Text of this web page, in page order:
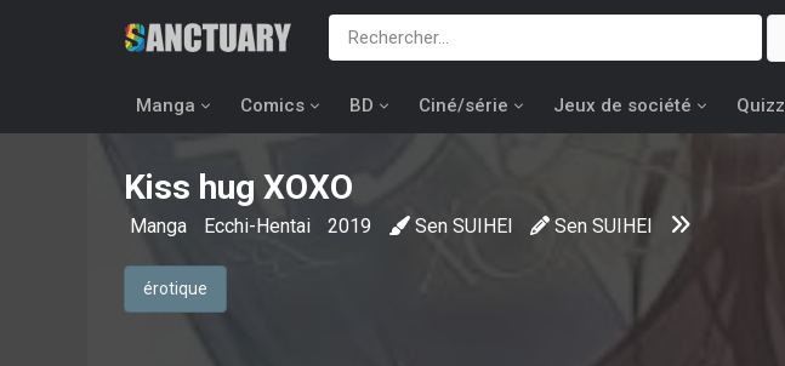
Manga Comics BD Ciné/série Jeux de société Quizz
Kiss hug XOXO
Manga Ecchi-Hentai 2019 Sen SUIHEI Sen SUIHEI
érotique